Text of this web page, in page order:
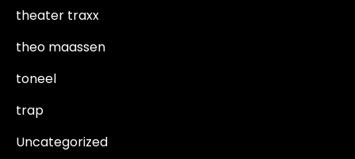
theater traxx
theo maassen
toneel
trap
Uncategorized